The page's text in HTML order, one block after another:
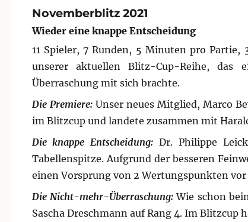
Novemberblitz 2021
Wieder eine knappe Entscheidung
11 Spieler, 7 Runden, 5 Minuten pro
unserer aktuellen Blitz-Cup-Reihe, das
Überraschung mit sich brachte.
Die Premiere:Unser neues Mitglied, Marco
im Blitzcup und landete zusammen mit
Die knappe Entscheidung: Dr. Philippe
Tabellenspitze. Aufgrund der besseren
einen Vorsprung von 2 Wertungspunkten
Die Nicht-mehr-Überraschung:Wie schon
Sascha Dreschmann auf Rang 4. Im